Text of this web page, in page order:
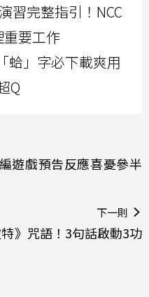
習完整指引！NCC
要工作
蛤」字必下載爽用
Q
遊戲預告反應喜憂參半
下一則
》咒語！3句話啟動3功